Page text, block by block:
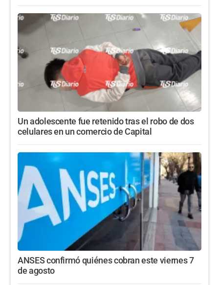
Un adolescente fue retenido tras el robo de dos
celulares en un comercio de Capital
ANSES confirmó quiénes cobran este viernes 7
de agosto